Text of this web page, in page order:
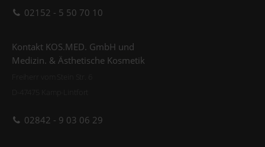
02152 - 5 50 70 10
Kontakt KOS.MED. GmbH und
Medizin. & Ästhetische Kosmetik
02842 - 9 03 06 29